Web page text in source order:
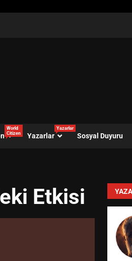
World
Citizen
Yazarlar
Yazarlar
Sosyal Duyuru
Etkisi